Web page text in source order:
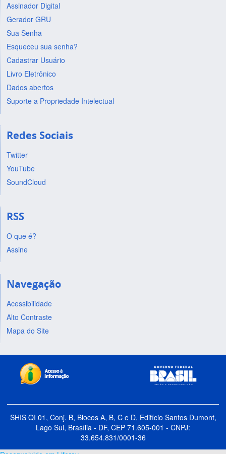
Assinador Digital
Gerador GRU
Sua Senha
Esqueceu sua senha?
Cadastrar Usuário
Livro Eletrônico
Dados abertos
Suporte a Propriedade Intelectual
Redes Sociais
Twitter
YouTube
SoundCloud
RSS
O que é?
Assine
Navegação
Acessibilidade
Alto Contraste
Mapa do Site
SHIS QI 01, Conj. B, Blocos A, B, C e D, Edifício Santos Dumont,
Lago Sul, Brasília - DF, CEP 71.605-001 - CNPJ:
33.654.831/0001-36